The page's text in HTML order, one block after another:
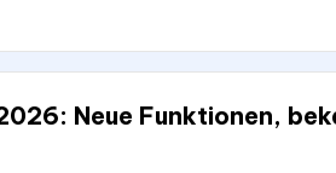
Neue Funktionen,